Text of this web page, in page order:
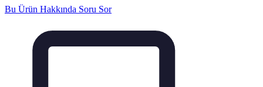
Bu Ürün Hakkında Soru Sor